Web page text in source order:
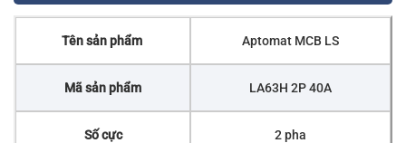
Tên sản phẩm Aptomat MCB LS
Mã sản phẩm LA63H 2P 40A
Số cực 2 pha